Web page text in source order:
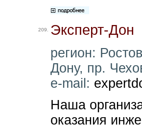
209. Эксперт-Дон
регион:
Дону, пр.
e-mail:
Наша
оказания